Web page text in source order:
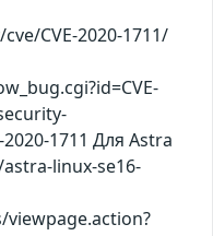
CVE-2020-1711/
1711 Для Astra
linux-se16-